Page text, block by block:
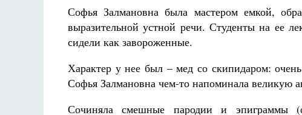
Софья Залмановна была мастером емкой,
выразительной устной речи. Студенты на ее
сидели как завороженные.
Характер у нее был – мед со скипидаром:
Софья Залмановна чем-то напоминала великую
Сочиняла смешные пародии и эпиграммы